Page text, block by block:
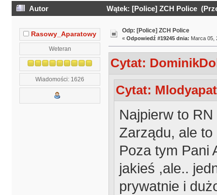
Autor Wątek: [Police] ZCH Police
Rasowy_Aparatowy
Weteran
Wiadomości: 1626
Odp: [Police] ZCH Police
« Odpowiedź #19245 dnia: Marca 05,
Cytat:
Cytat:
Najpierw to
Zarządu, ale
Poza tym Pani
jakieś ,ale..
prywatnie i